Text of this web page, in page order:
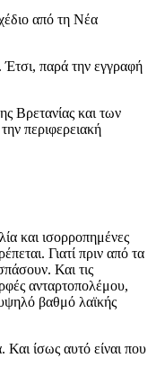
από τη Νέα
Έτσι, παρά την εγγραφή
Βρετανίας και των
περιφερειακή
και ισορροπημένες
Γιατί πριν από τα
Και τις
ανταρτοπολέμου,
βαθμό λαϊκής
ίσως αυτό είναι που